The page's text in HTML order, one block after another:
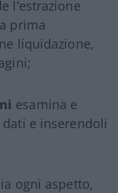
l’estrazione
prima
liquidazione,
esamina e
e inserendoli
ogni aspetto,